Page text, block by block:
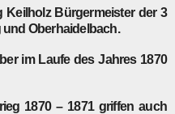
Keilholz Bürgermeister der 3
Oberhaidelbach.
im Laufe des Jahres 1870
1870 – 1871griffen auch